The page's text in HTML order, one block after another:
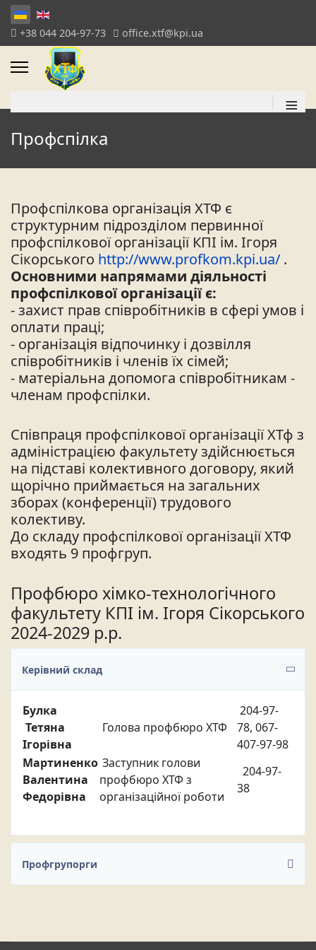
+38 044 204-97-73 office.xtf@kpi.ua
≡
Профспілка
Профспілкова організація ХТФ є
структурним підрозділом первинної
профспілкової організації КПІ ім. Ігоря
Сікорського http://www.profkom.kpi.ua/ .
Основними напрямами діяльності
профспілкової організації є:
- захист прав співробітників в сфері умов і
оплати праці;
- організація відпочинку і дозвілля
співробітників і членів їх сімей;
- матеріальна допомога співробітникам -
членам профспілки.
Співпраця профспілкової організації ХТф з
адміністрацією факультету здійснюється
на підставі колективного договору, який
щорічно приймається на загальних
зборах (конференції) трудового
колективу.
До складу профспілкової організації ХТФ
входять 9 профгруп.
Профбюро хімко-технологічного
факультету КПІ ім. Ігоря Сікорського
2024-2029 р.р.
Керівний склад
Булка
Тетяна
Ігорівна
Голова профбюро ХТФ
204-97-
78, 067-
407-97-98
Мартиненко
Валентина
Федорівна
Заступник голови
профбюро ХТФ з
організаційної роботи
204-97-
38
Профгрупорги